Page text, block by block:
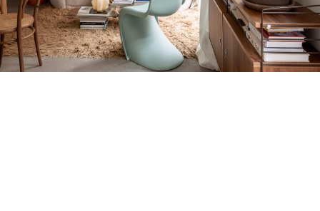
Maison Container/container House
Maison D'hôtes
Maison Et Appartement Vintage
On Décode La Déco
Petite Surface
Piscine Question De Style
Renovation
Revue De Week End
Tiny House